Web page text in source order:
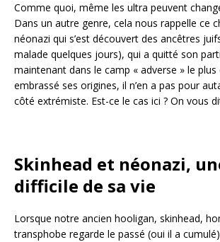
Comme quoi, même les ultra peuvent
Dans un autre genre, cela nous rappelle ce
néonazi qui s’est découvert des ancêtres
malade quelques jours), qui a quitté son
maintenant dans le camp « adverse » le plus
embrassé ses origines, il n’en a pas pour
côté extrémiste. Est-ce le cas ici ? On vous
Skinhead et néonazi,
difficile de sa vie
Lorsque notre ancien hooligan, skinhead,
transphobe regarde le passé (oui il a